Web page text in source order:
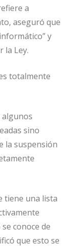
a
aseguró que
y
la Ley.
totalmente
algunos
sino
la suspensión
tiene una lista
conoce de
que esto se